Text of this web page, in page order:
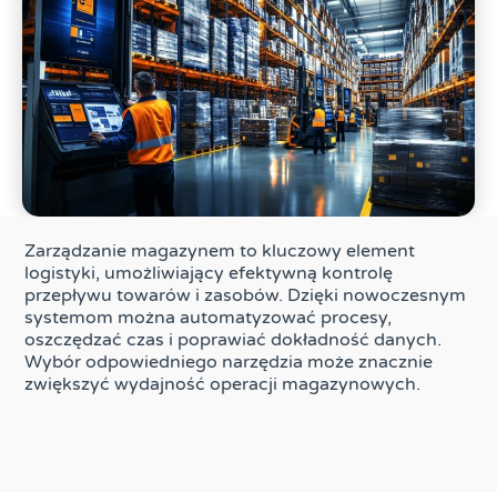
Zarządzanie magazynem to kluczowy element
logistyki, umożliwiający efektywną kontrolę
przepływu towarów i zasobów. Dzięki nowoczesnym
systemom można automatyzować procesy,
oszczędzać czas i poprawiać dokładność danych.
Wybór odpowiedniego narzędzia może znacznie
zwiększyć wydajność operacji magazynowych.